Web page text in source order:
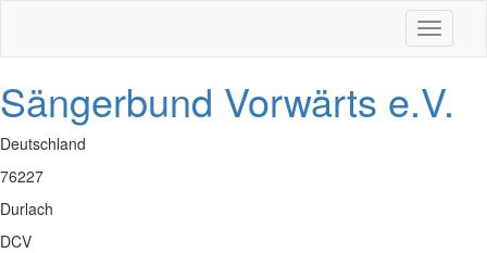
Toggle
Sängerbund Vorwärts e.V.
Deutschland
76227
Durlach
DCV